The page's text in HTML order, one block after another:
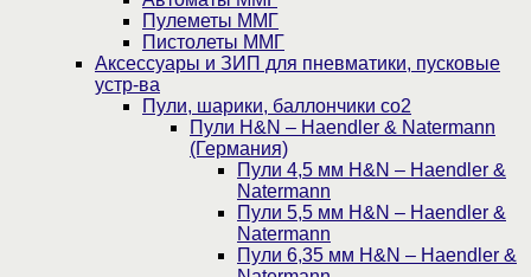
Пулеметы ММГ
Пистолеты ММГ
Аксессуары и ЗИП для пневматики, пусковые
устр-ва
Пули, шарики, баллончики со2
Пули H&N – Haendler & Natermann
(Германия)
Пули 4,5 мм H&N – Haendler &
Natermann
Пули 5,5 мм H&N – Haendler &
Natermann
Пули 6,35 мм H&N – Haendler &